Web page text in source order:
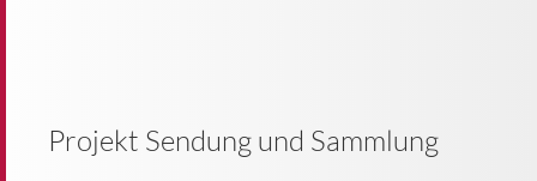
Projekt Sendung und Sammlung